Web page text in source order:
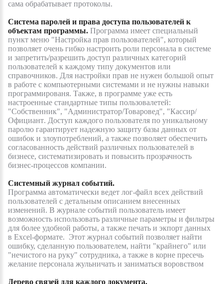
сама обрабатывает протоколы.
Система паролей и права доступа пользователей к
объектам программы. Программа имеет специальный
пункт меню "Настройка прав пользователей", который
позволяет очень гибко настроить роли персонала в системе
и запретить/разрешить доступ различных категорий
пользователей к каждому типу документов или
справочников. Для настройки прав не нужен большой опыт
в работе с компьютерными системами и не нужны навыки
программированя. Также, в программе уже есть
настроенные стандартные типы пользовалетей:
"Собственник", "Администратор/Товаровед", "Кассир/
Официант. Доступ каждого пользователя по уникальному
паролю гарантирует надежную защиту базы данных от
ошибок и злоупотреблений, а также позволяет обеспечить
согласованность действий различных пользователей в
бизнесе, систематизировать и повысить прозрачность
бизнес-процессов компании.
Системный журнал событий.
Программа автоматически ведет лог-файл всех действий
пользователей с детальным описанием внесенных
изменений. В журнале событий пользователь имеет
возможность использовать различные параметры и фильтры
для более удобной работы, а также печать и экпорт данных
в Excel-формате. Этот журнал событий позволяет найти
ошибку, сделанную пользователем, найти "крайнего" или
"нечистого на руку" сотрудника, а также в корне пресечь
желание персонала жульничать и заниматься воровством
Дерево связей для каждого документа.